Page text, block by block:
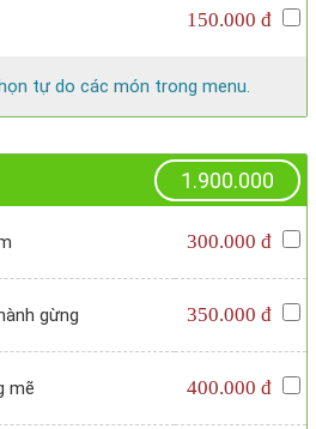
150.000 đ
tự do các món trong menu.
1.900.000
300.000 đ
gừng 350.000 đ
mẽ 400.000 đ